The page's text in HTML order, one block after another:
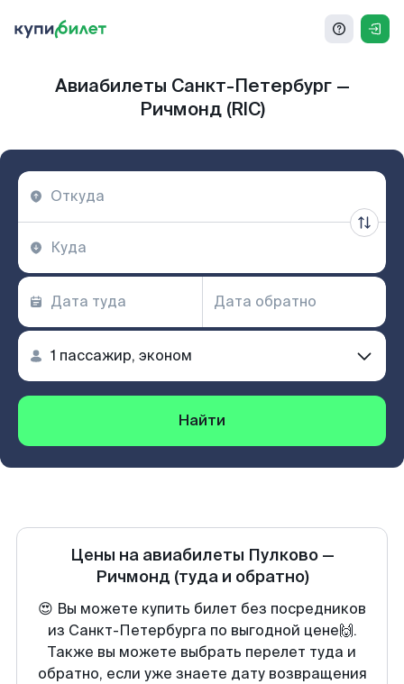
Авиабилеты Санкт-Петербург —
Ричмонд (RIC)
Найти
Цены на авиабилеты Пулково—
Ричмонд (туда и обратно)
😍 Вы можете купить билет без посредников
из Санкт-Петербурга по выгодной цене🙌.
Также вы можете выбрать перелет туда и
обратно, если уже знаете дату возвращения